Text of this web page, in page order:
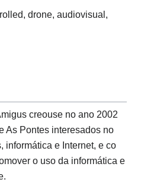
drone, audiovisual,
creouse no ano 2002
As Pontes interesados no
informática e Internet, e co
o uso da informática e